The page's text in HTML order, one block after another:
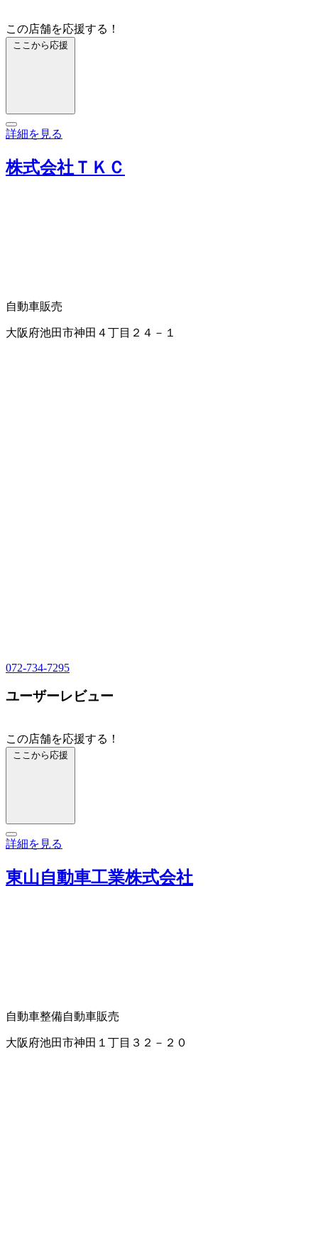
この店舗を応援する！
ここから応援
詳細を見る
株式会社ＴＫＣ
自動車販売
大阪府池田市神田４丁目２４－１
072-734-7295
ユーザーレビュー
この店舗を応援する！
ここから応援
詳細を見る
東山自動車工業株式会社
自動車整備自動車販売
大阪府池田市神田１丁目３２－２０